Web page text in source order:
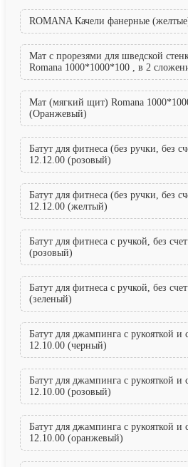
ROMANA Качели фанерные
Мат с прорезями для шведской
Romana 1000*1000*100 , в 2
Мат (мягкий щит) Romana
(Оранжевый)
Батут для фитнеса (без ручки, без
12.12.00 (розовый)
Батут для фитнеса (без ручки, без
12.12.00 (желтый)
Батут для фитнеса с ручкой, без
(розовый)
Батут для фитнеса с ручкой, без
(зеленый)
Батут для джампинга с рукояткой и
12.10.00 (черный)
Батут для джампинга с рукояткой и
12.10.00 (розовый)
Батут для джампинга с рукояткой и
12.10.00 (оранжевый)